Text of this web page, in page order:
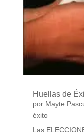
Huellas de
por Mayte
éxito
Las